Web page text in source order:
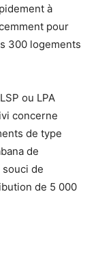
à
pour
300 logements
ou LPA
concerne
de type
de
de
de 5 000